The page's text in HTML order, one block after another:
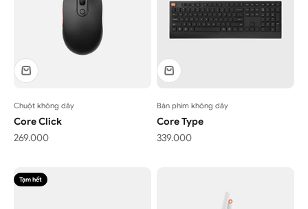
Chuột không dây
Core Click
Giá bán
269.000
Bàn phím không dây
Core Type
Giá bán
339.000
Tạm hết